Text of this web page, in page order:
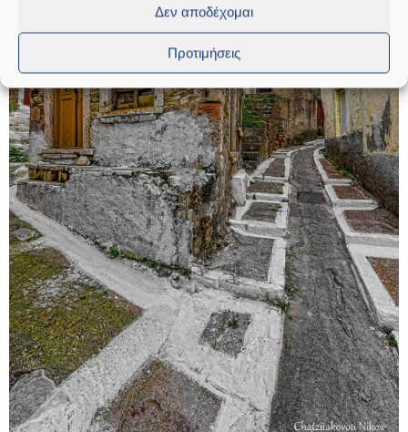
Δεν αποδέχομαι
Προτιμήσεις